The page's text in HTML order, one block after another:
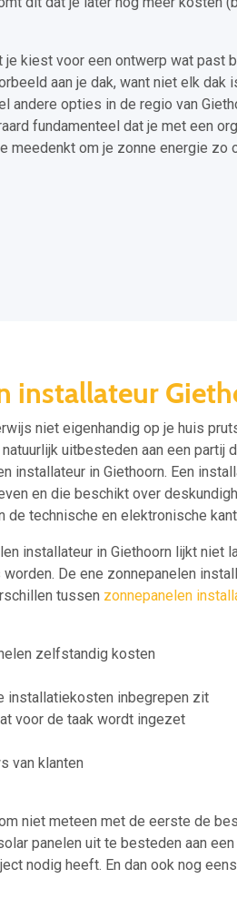
kiest voor een ontwerp wat past
aan je dak, want niet elk dak
andere opties in de regio van
fundamenteel dat je met een
meedenkt om je zonne energie zo
installateur
niet eigenhandig op je huis
uitbesteden aan een partij
installateur in Giethoorn. Een
en die beschikt over
de technische en elektronische
installateur in Giethoorn lijkt niet
De ene zonnepanelen
tussen zonnepanelen
zelfstandig kosten
installatiekosten inbegrepen zit
voor de taak wordt ingezet
van klanten
niet meteen met de eerste de
panelen uit te besteden aan
nodig heeft. En dan ook nog